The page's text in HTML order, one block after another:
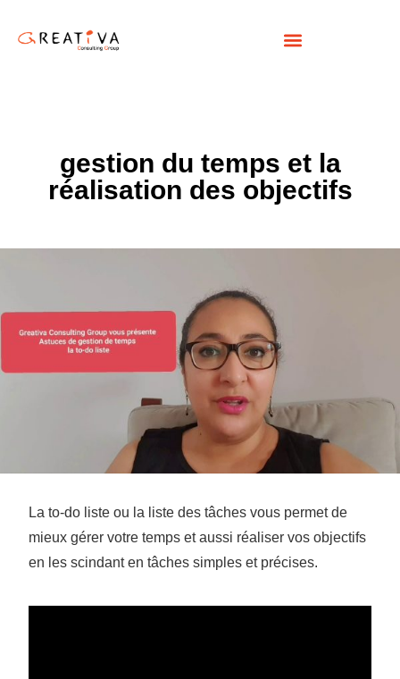
gestion du temps et la
réalisation des objectifs
La to-do liste ou la liste des tâches vous permet de
mieux gérer votre temps et aussi réaliser vos objectifs
en les scindant en tâches simples et précises.